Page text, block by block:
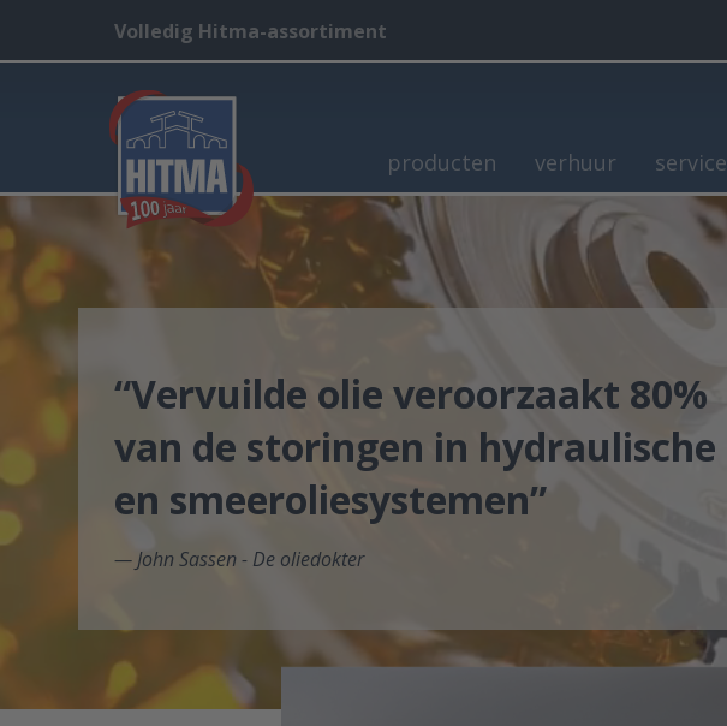
Volledig Hitma-assortiment
producten verhuur service
Vervuilde olie veroorzaakt 80%
van de storingen in hydraulische
en smeeroliesystemen
John Sassen - De oliedokter